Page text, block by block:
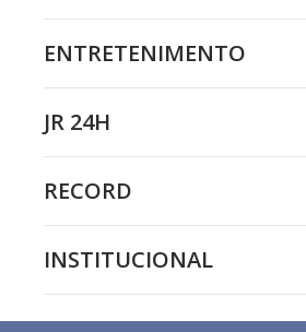
ENTRETENIMENTO
JR 24H
RECORD
INSTITUCIONAL